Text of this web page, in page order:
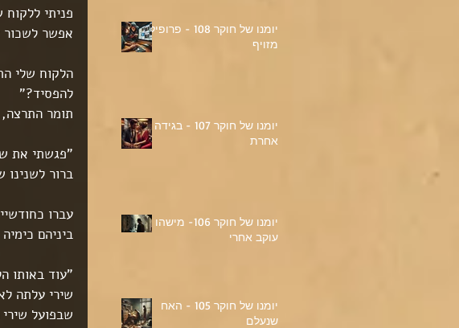
יומנו של חוקר 108 - פרופיל
מזויף
יומנו של חוקר 107 - בגידה
אחרת
יומנו של חוקר 106- מישהו
עוקב אחרי
יומנו של חוקר 105 - האח
שנעלם
פניתי
אפשר לשכור
הלקוח שלי
להפסיד?"
תומר התרצה,
ברור לשנינו
עברו
ביניהם
"עוד באותו
שירי עלתה
שבפועל